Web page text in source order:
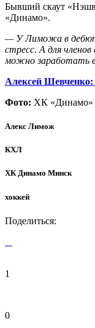
Бывший скаут
«Динамо».
— У Лиможа в
стресс. А для
можно заработать
Алексей
Фото: ХК
Алекс Лимож
КХЛ
ХК Динамо Минск
хоккей
Поделиться:
1
0